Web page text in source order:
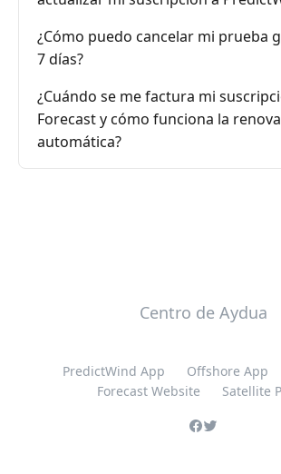
¿Cómo puedo cancelar mi prueba
7 días?
¿Cuándo se me factura mi
Forecast y cómo funciona la
automática?
Centro de Aydua
PredictWind App Offshore App
Forecast Website
Satellite